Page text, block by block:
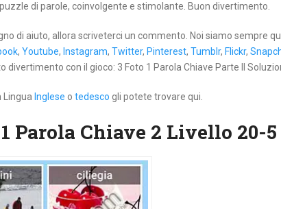
di parole, coinvolgente e stimolante. Buon divertimento.
di aiuto, allora scriveterci un commento. Noi siamo sempre
, Youtube, Instagram, Twitter, Pinterest, Tumblr, Flickr,
divertimento con il gioco: 3 Foto 1 Parola Chiave Parte II
Lingua Inglese o tedesco gli potete trovare qui.
Parola Chiave 2 Livello 20-5